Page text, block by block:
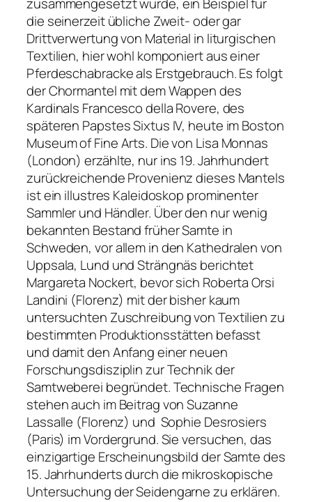
die seinerzeit übliche Zweit- oder gar
Drittverwertung von Material in liturgischen
Textilien, hier wohl komponiert aus einer
Pferdeschabracke als Erstgebrauch. Es folgt
der Chormantel mit dem Wappen des
Kardinals Francesco della Rovere, des
späteren Papstes Sixtus IV, heute im Boston
Museum of Fine Arts. Die von Lisa Monnas
(London) erzählte, nur ins 19. Jahrhundert
zurückreichende Provenienz dieses Mantels
ist ein illustres Kaleidoskop prominenter
Sammler und Händler. Über den nur wenig
bekannten Bestand früher Samte in
Schweden, vor allem in den Kathedralen von
Uppsala, Lund und Strängnäs berichtet
Margareta Nockert, bevor sich Roberta Orsi
Landini (Florenz) mit der bisher kaum
untersuchten Zuschreibung von Textilien zu
bestimmten Produktionsstätten befasst
und damit den Anfang einer neuen
Forschungsdisziplin zur Technik der
Samtweberei begründet. Technische Fragen
stehen auch im Beitrag von Suzanne
Lassalle (Florenz) und Sophie Desrosiers
(Paris) im Vordergrund. Sie versuchen, das
einzigartige Erscheinungsbild der Samte des
15. Jahrhunderts durch die mikroskopische
Untersuchung der Seidengarne zu erklären.